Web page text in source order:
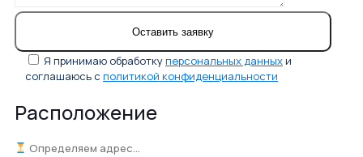
Я принимаю обработкуперсональных данных и
соглашаюсь с политикой конфиденциальности
Расположение
Определяем адрес...